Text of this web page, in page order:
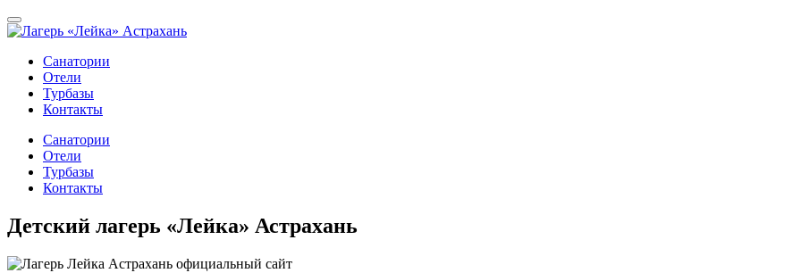
Санатории
Отели
Турбазы
Контакты
Санатории
Отели
Турбазы
Контакты
Детский лагерь «Лейка» Астрахань